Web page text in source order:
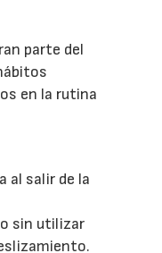
parte del
en la rutina
al salir de la
sin utilizar